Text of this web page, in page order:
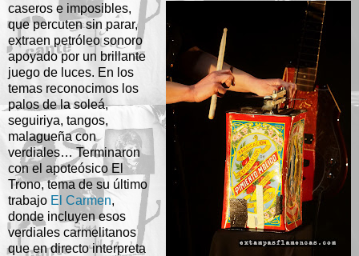
caseros e imposibles,
que percuten sin parar,
extraen petróleo sonoro
apoyado por un brillante
juego de luces. En los
temas reconocimos los
palos de la soleá,
seguiriya, tangos,
malagueña con
verdiales… Terminaron
con el apoteósico El
Trono, tema de su último
trabajo El Carmen,
donde incluyen esos
verdiales carmelitanos
que en directo interpreta